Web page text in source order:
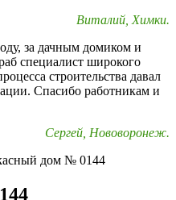
Виталий, Химки.
за дачным домиком и
специалист широкого
строительства давал
Спасибо работникам и
Сергей, Нововоронеж.
дом № 0144